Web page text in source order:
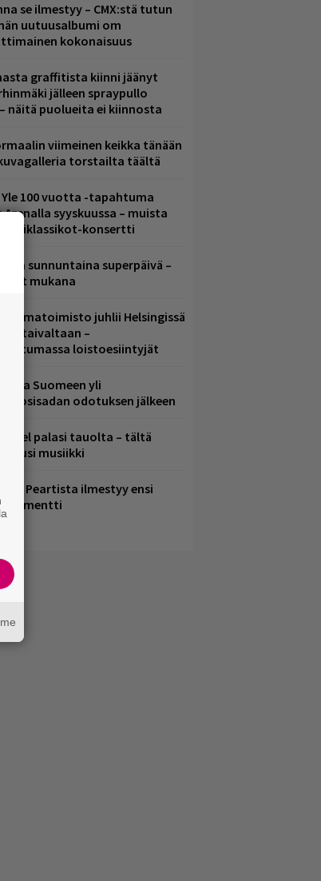
se ilmestyy – CMX:stä tutun
uutuusalbumi om
kokonaisuus
graffitista kiinni jäänyt
jälleen spraypullo
– näitä puolueita ei kiinnosta
viimeinen keikka tänään
torstailta täältä
100 vuotta -tapahtuma
Arenalla syyskuussa – muista
konsertti
sunnuntaina superpäivä –
mukana
juhlii Helsingissä
taivaltaan –
loistoesiintyjät
palaa Suomeen yli
odotuksen jälkeen
palasi tauolta – tältä
uusi musiikki
Neail Peartista ilmestyy ensi